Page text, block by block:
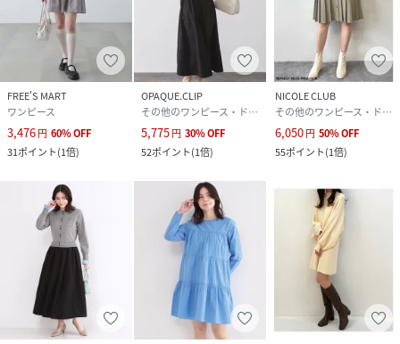
サイズ 36(S)、38(M)、40(L)
クリーニング 洗濯機洗い可
品番
QH8859_20250263754012
20250263754012-019-36 QH8859)
FREE'S MART
ワンピース
3,476円 60%OFF
31ポイント(1倍)
OPAQUE.CLIP
その他のワンピース・ドレス
5,775円 30%OFF
52ポイント(1倍)
NICOLE CLUB
その他のワンピース・ドレス
6,050円 50%OFF
55ポイント(1倍)